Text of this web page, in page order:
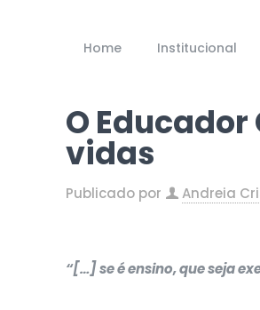
Home Institucional
O
vidas
Publicado por Andreia
“[…] se é ensino, que seja